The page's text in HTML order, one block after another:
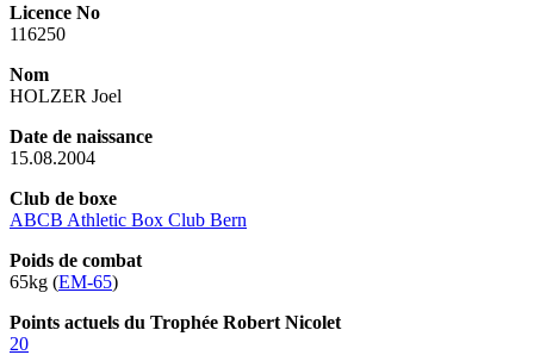
Licence No
116250
Nom
HOLZER Joel
Date de naissance
15.08.2004
Club de boxe
ABCB Athletic Box Club Bern
Poids de combat
65kg (EM-65)
Points actuels du Trophée Robert Nicolet
20